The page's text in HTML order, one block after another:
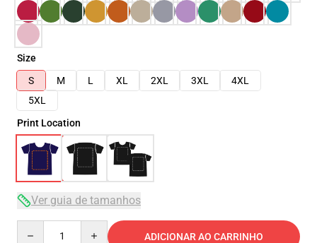
Size
S
M L XL 2XL 3XL
4XL
5XL
Print Location
Ver guia de tamanhos
ADICIONAR AO CARRINHO